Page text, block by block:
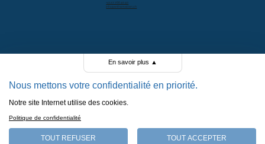
POLITIQUE DE CONFIDENTIALITÉ
+41 27 766 40 40
info@anthamatten.ch
4.4
+ de 100 avis clients
En savoir plus ▲
Nous mettons votre confidentialité en priorité.
Notre site Internet utilise des cookies.
Politique de confidentialité
TOUT REFUSER TOUT ACCEPTER